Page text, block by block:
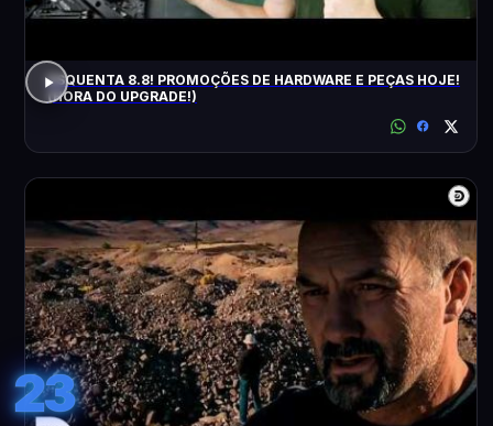
ESQUENTA 8.8! PROMOÇÕES DE HARDWARE E PEÇAS HOJE!
(HORA DO UPGRADE!)
23